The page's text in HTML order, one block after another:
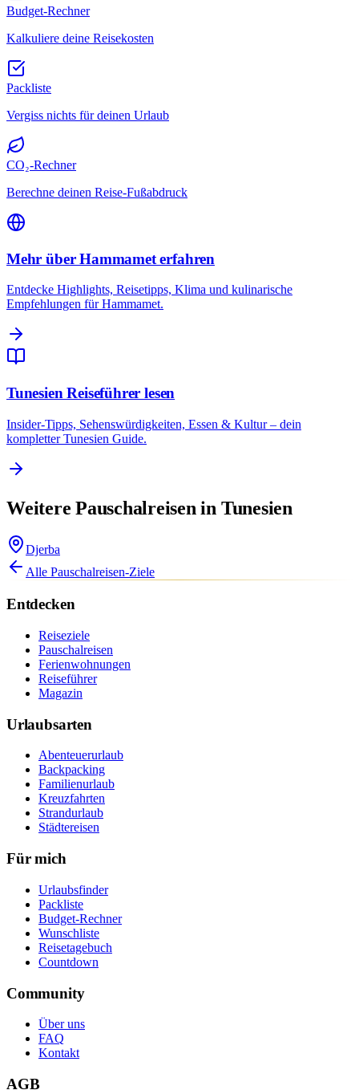
Budget-Rechner
Kalkuliere deine Reisekosten
Packliste
Vergiss nichts für deinen Urlaub
CO₂-Rechner
Berechne deinen Reise-Fußabdruck
Mehr über Hammamet erfahren
Entdecke Highlights, Reisetipps, Klima und kulinarische
Empfehlungen für Hammamet.
Tunesien Reiseführer lesen
Insider-Tipps, Sehenswürdigkeiten, Essen & Kultur – dein
kompletter Tunesien Guide.
Weitere Pauschalreisen in Tunesien
Djerba
Alle Pauschalreisen-Ziele
Entdecken
Reiseziele
Pauschalreisen
Ferienwohnungen
Reiseführer
Magazin
Urlaubsarten
Abenteuerurlaub
Backpacking
Familienurlaub
Kreuzfahrten
Strandurlaub
Städtereisen
Für mich
Urlaubsfinder
Packliste
Budget-Rechner
Wunschliste
Reisetagebuch
Countdown
Community
Über uns
FAQ
Kontakt
AGB